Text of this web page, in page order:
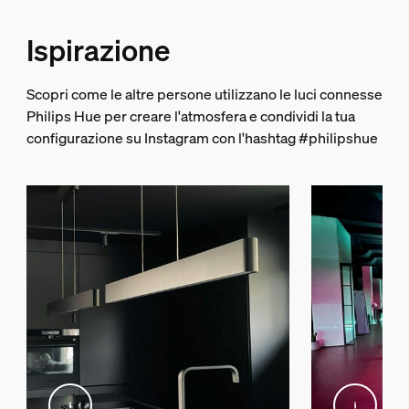
Moderno
Luci a sospensione
EyeComfort
Dimensioni e peso della confezione
EAN/UPC - Prodotto
8719514343368
Peso netto
3,56 kg
Peso lordo
5,04 kg
Altezza
Ispirazione
Scopri come le altre persone utilizzano le luci connesse
Philips Hue per creare l'atmosfera e condividi la tua
configurazione su Instagram con l'hashtag #philipshue